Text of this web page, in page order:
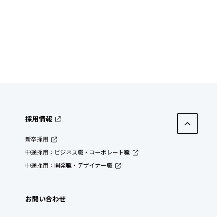
採用情報
新卒採用
中途採用：ビジネス職・コーポレート職
中途採用：開発職・デザイナー職
お問い合わせ